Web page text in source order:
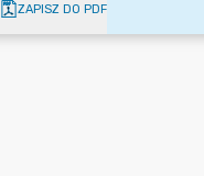
ZAPISZ DO PDF